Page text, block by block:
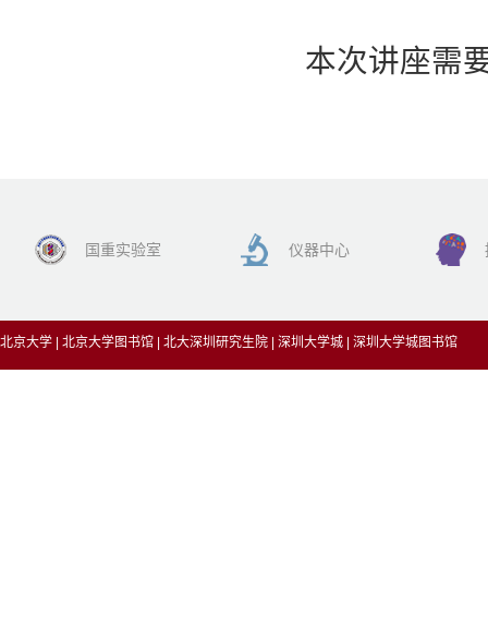
本次讲座需
国重实验室 仪器中心
北京大学 北京大学图书馆 北大深圳研究生院 深圳大学城 深圳大学城图书馆